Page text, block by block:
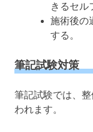
きるセル
施術後の
する。
筆記試験対策
筆記試験では、
われます。